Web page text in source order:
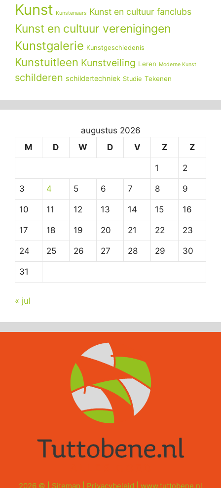
Kunst Kunstenaars Kunst en cultuur fanclubs
Kunst en cultuur verenigingen
Kunstgalerie Kunstgeschiedenis
Kunstuitleen Kunstveiling Leren Moderne Kunst
schilderen schildertechniek Studie Tekenen
augustus 2026
M
D W D V Z Z
1 2
3 4 5 6 7 8 9
10 11 12 13 14 15 16
17 18 19 20 21 22 23
24 25 26 27 28 29 30
31
« jul
2026 © | Sitemap Privacybeleid www.tuttobene.nl